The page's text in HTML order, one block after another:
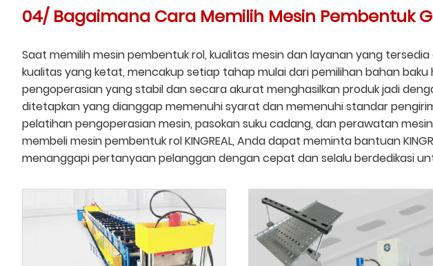
04/ Bagaimana Cara Memilih Mesin Pembentuk
Saat memilih mesin pembentuk rol, kualitas mesin dan layanan yang
kualitas yang ketat, mencakup setiap tahap mulai dari pemilihan bahan
pengoperasian yang stabil dan secara akurat menghasilkan produk jadi
ditetapkan yang dianggap memenuhi syarat dan memenuhi standar
pelatihan pengoperasian mesin, pasokan suku cadang, dan perawatan
membeli mesin pembentuk rol KINGREAL, Anda dapat meminta bantuan
menanggapi pertanyaan pelanggan dengan cepat dan selalu berdedikasi